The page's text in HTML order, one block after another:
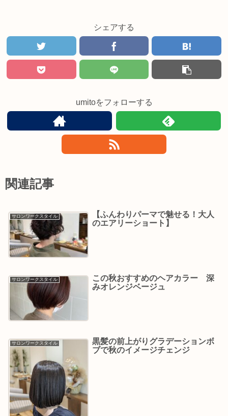
シェアする
umitoをフォローする
関連記事
サロンワークスタイル
【ふんわりパーマで魅せる！大人
のエアリーショート】
サロンワークスタイル
この秋おすすめのヘアカラー 深
みオレンジベージュ
サロンワークスタイル
黒髪の前上がりグラデーションボ
ブで秋のイメージチェンジ